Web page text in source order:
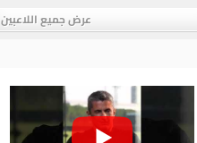
عرض جميع اللاعبين